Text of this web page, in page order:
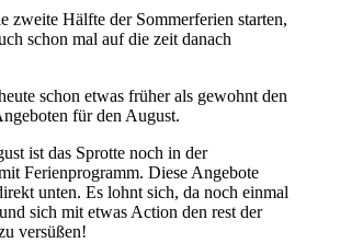
zweite Hälfte der Sommerferien starten,
schon mal auf die zeit danach
schon etwas früher als gewohnt den
für den August.
ist das Sprotte noch in der
Ferienprogramm. Diese Angebote
unten. Es lohnt sich, da noch einmal
sich mit etwas Action den rest der
versüßen!